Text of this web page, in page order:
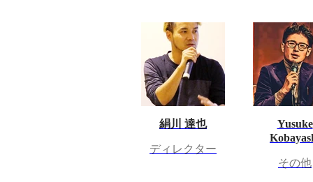
絹川 達也
ディレクター
Yusuke
その他